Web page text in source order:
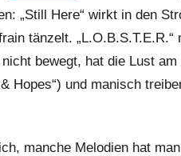
„Still Here“ wirkt in den
tänzelt.
bewegt, hat die Lust
Hopes“) und manisch
manche Melodien hat